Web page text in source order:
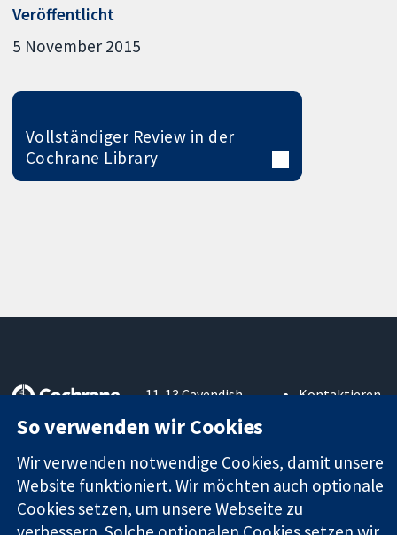
Veröffentlicht
5 November 2015
Vollständiger Review in der
Cochrane Library
Zuverlässige
Informierte
Entscheidungen
Bessere
Gesundheit
11-13 Cavendish
Square
London
W1G0AN
Vereinigtes
Königreich
Kontaktieren
Pressestelle
Über uns
Cochrane
Library
So verwenden wir Cookies
Wir verwenden notwendige Cookies, damit unsere
Website funktioniert. Wir möchten auch optionale
Cookies setzen, um unsere Webseite zu